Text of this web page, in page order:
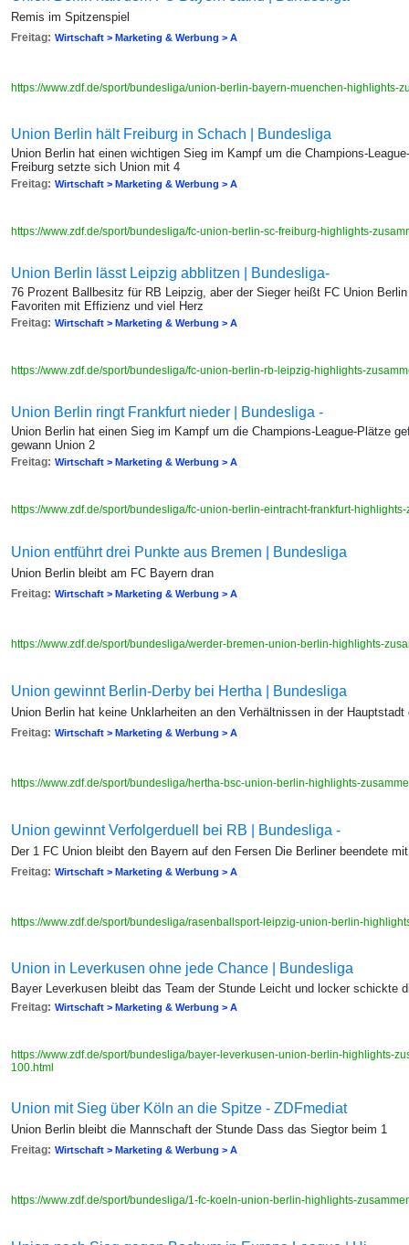
Remis im Spitzenspiel
Freitag: Wirtschaft > Marketing & Werbung > A
https://www.zdf.de/sport/bundesliga/union-berlin-bayern-muenchen-highlights-
Union Berlin hält Freiburg in Schach | Bundesliga
Union Berlin hat einen wichtigen Sieg im Kampf um die Champions-
Freiburg setzte sich Union mit 4
Freitag: Wirtschaft > Marketing & Werbung > A
https://www.zdf.de/sport/bundesliga/fc-union-berlin-sc-freiburg-highlights-
Union Berlin lässt Leipzig abblitzen | Bundesliga-
76 Prozent Ballbesitz für RB Leipzig, aber der Sieger heißt FC Union
Favoriten mit Effizienz und viel Herz
Freitag: Wirtschaft > Marketing & Werbung > A
https://www.zdf.de/sport/bundesliga/fc-union-berlin-rb-leipzig-highlights-
Union Berlin ringt Frankfurt nieder | Bundesliga -
Union Berlin hat einen Sieg im Kampf um die Champions-League-Plätze
gewann Union 2
Freitag: Wirtschaft > Marketing & Werbung > A
https://www.zdf.de/sport/bundesliga/fc-union-berlin-eintracht-frankfurt-
Union entführt drei Punkte aus Bremen | Bundesliga
Union Berlin bleibt am FC Bayern dran
Freitag: Wirtschaft > Marketing & Werbung > A
https://www.zdf.de/sport/bundesliga/werder-bremen-union-berlin-highlights-
Union gewinnt Berlin-Derby bei Hertha | Bundesliga
Union Berlin hat keine Unklarheiten an den Verhältnissen in der Hauptstadt
Freitag: Wirtschaft > Marketing & Werbung > A
https://www.zdf.de/sport/bundesliga/hertha-bsc-union-berlin-highlights-
Union gewinnt Verfolgerduell bei RB | Bundesliga -
Der 1 FC Union bleibt den Bayern auf den Fersen Die Berliner beendete
Freitag: Wirtschaft > Marketing & Werbung > A
https://www.zdf.de/sport/bundesliga/rasenballsport-leipzig-union-berlin-
Union in Leverkusen ohne jede Chance | Bundesliga
Bayer Leverkusen bleibt das Team der Stunde Leicht und locker schickte
Freitag: Wirtschaft > Marketing & Werbung > A
https://www.zdf.de/sport/bundesliga/bayer-leverkusen-union-berlin-highlights-
100.html
Union mit Sieg über Köln an die Spitze - ZDFmediat
Union Berlin bleibt die Mannschaft der Stunde Dass das Siegtor beim 1
Freitag: Wirtschaft > Marketing & Werbung > A
https://www.zdf.de/sport/bundesliga/1-fc-koeln-union-berlin-highlights-